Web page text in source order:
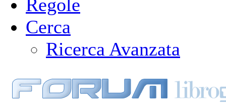
Regole
Cerca
Ricerca Avanzata